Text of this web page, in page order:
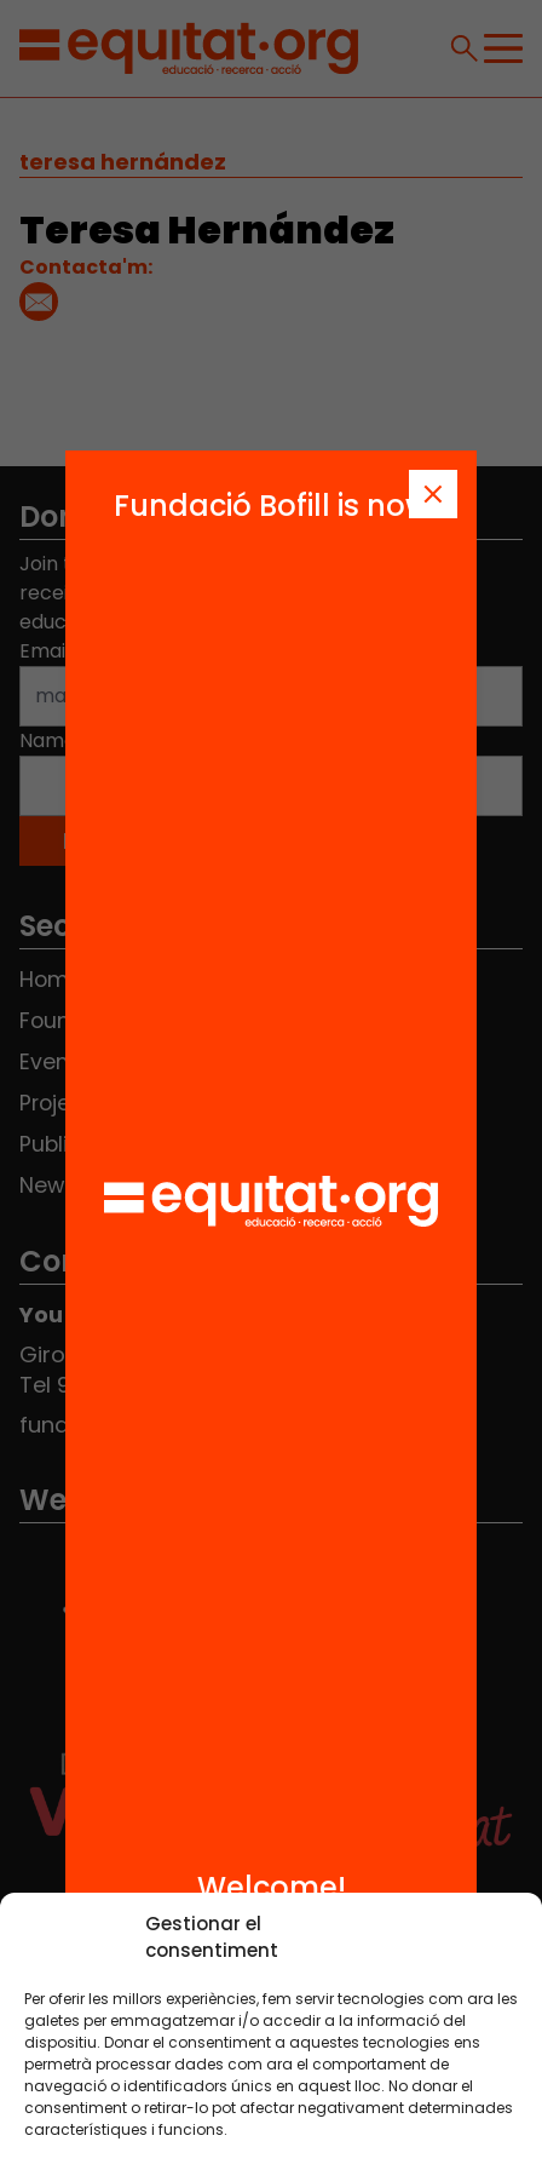
Gestionar el
consentiment
Per oferir les millors experiències, fem servir tecnologies com ara les
galetes per emmagatzemar i/o accedir a la informació del
dispositiu. Donar el consentiment a aquestes tecnologies ens
permetrà processar dades com ara el comportament de
navegació o identificadors únics en aquest lloc. No donar el
consentiment o retirar-lo pot afectar negativament determinades
característiques i funcions.
teresa hernández
Teresa Hernández
Contacta'm:
Don't miss anything.
Join the more than 40,000 people who already
receive news about initiatives and projects for
educational change in Catalonia.
Email address
Name
Sections
Home
Foundation
Events
Projects
Publications and videos
News
Contact
You can find us at the Social HUB
Girona 34, interior 08010 Barcelona
Tel 934 588 700
fundacio@equitat.org
We are part of...
Social Media
TW YTB IG FB IN
Legal NoticeCookie Policy
Fundació Bofill is now
Welcome!